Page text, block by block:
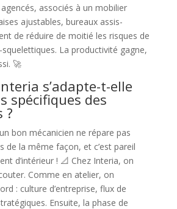
associés à un mobilier
ajustables, bureaux assis-
de réduire de moitié les risques de
La productivité gagne,
🚀
s’adapte-t-elle
spécifiques des
?
bon mécanicien ne répare pas
de la même façon, et c’est pareil
d’intérieur ! 📐 Chez Interia, on
Comme en atelier, on
: culture d’entreprise, flux de
Ensuite, la phase de